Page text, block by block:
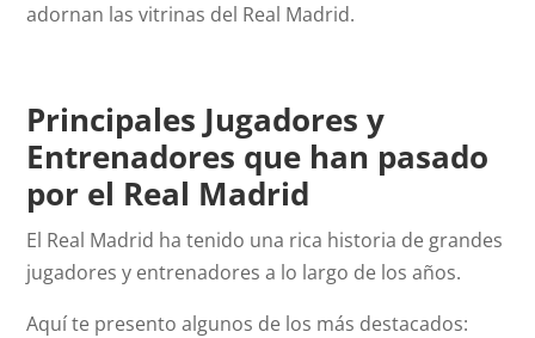
adornan las vitrinas del Real Madrid.
Principales Jugadores y
Entrenadores que han pasado
por el Real Madrid
El Real Madrid ha tenido una rica historia de grandes
jugadores y entrenadores a lo largo de los años.
Aquí te presento algunos de los más destacados: